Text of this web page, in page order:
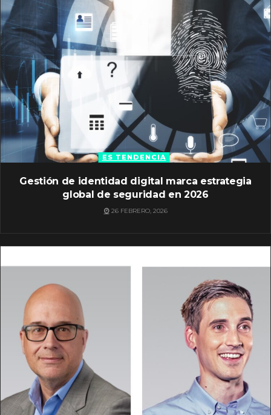
ES TENDENCIA
Gestión de identidad digital marca estrategia
global de seguridad en 2026
26 FEBRERO, 2026